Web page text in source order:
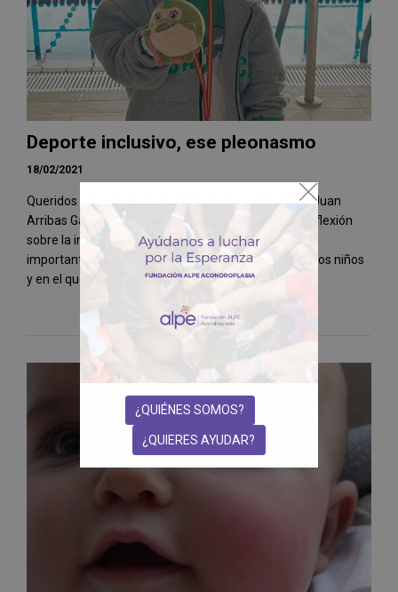
Deporte inclusivo, ese pleonasmo
18/02/2021
Queridos amigos/as de ALPE: Nuestro colaborador Juan
Arribas García nos regala este artículo a modo de reflexión
sobre la importancia del deporte como herramienta
importante para colaborar en el pleno desarrollo de los niños
y en el que no tienen cab...
¿QUIÉNES SOMOS?
¿QUIERES AYUDAR?